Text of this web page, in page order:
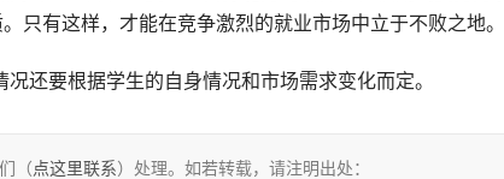
只有这样，才能在竞争激烈的就业市场中立于不败之地。
还要根据学生的自身情况和市场需求变化而定。
（点这里联系）处理。如若转载，请注明出处：